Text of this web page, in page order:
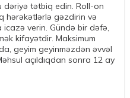
dəriyə tətbiq edin. Roll-on
hərəkətlərlə gəzdirin və
icazə verin. Gündə bir dəfə,
kifayətdir. Maksimum
geyim geyinməzdən əvvəl
açıldıqdan sonra 12 ay